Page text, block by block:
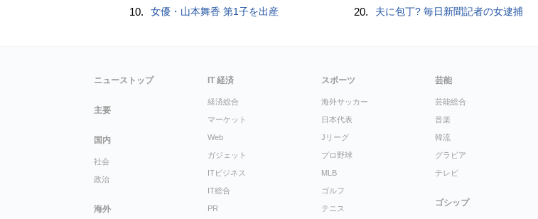
10. 女優・山本舞香 第1子を出産 20. 夫に包丁? 毎日新聞記者の女逮捕
ニューストップ
主要
国内
社会
政治
海外
IT 経済
経済総合
マーケット
Web
ガジェット
ITビジネス
IT総合
PR
スポーツ
海外サッカー
日本代表
Jリーグ
プロ野球
MLB
ゴルフ
テニス
芸能
芸能総合
音楽
韓流
グラビア
テレビ
ゴシップ